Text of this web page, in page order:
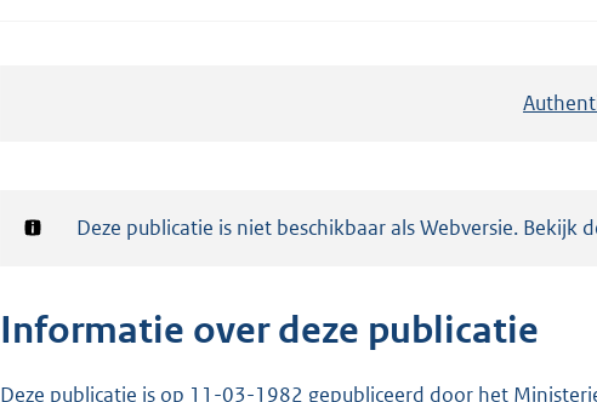
Notificatie:
Deze publicatie is niet beschikbaar als Webversie. Bekijk
Informatie over deze publicatie
Deze publicatie is op 11-03-1982 gepubliceerd door het